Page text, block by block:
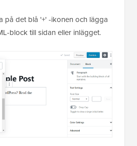
på det blå '+' -ikonen och lägga
block till sidan eller inlägget.